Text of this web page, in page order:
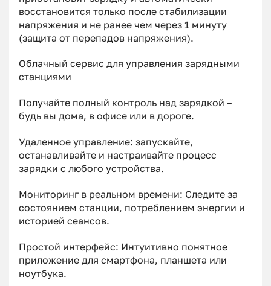
восстановится только после стабилизации
напряжения и не ранее чем через 1 минуту
(защита от перепадов напряжения).
Облачный сервис для управления зарядными
станциями
Получайте полный контроль над зарядкой –
будь вы дома, в офисе или в дороге.
Удаленное управление: запускайте,
останавливайте и настраивайте процесс
зарядки с любого устройства.
Мониторинг в реальном времени: Следите за
состоянием станции, потреблением энергии и
историей сеансов.
Простой интерфейс: Интуитивно понятное
приложение для смартфона, планшета или
ноутбука.